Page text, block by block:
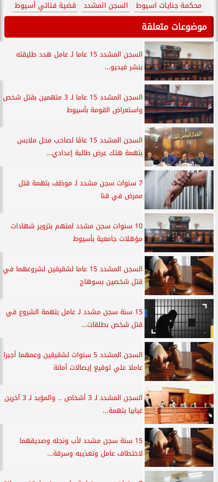
محكمة جنايات اسيوط السجن المشدد قضية فتاتي أسيوط
موضوعات متعلقة
السجن المشدد 15 عاما لـ عامل هدد طليقته
بنشر فيديو...
السجن المشدد 15 عاما لـ 3 متهمين بقتل شخص
واستعراض القومة بأسيوط
السجن المشدد 15 عامًا لصاحب محل ملابس
بتهمة هتك عرض طالبة إعدادي...
7 سنوات سجن مشدد لـ موظف بتهمة قتل
ممرض في قنا
10 سنوات سجن مشدد لمتهم بتزوير شهادات
مؤهلات جامعية بأسيوط
السجن المشدد 15 عاما لشقيقين لشروعهما في
قتل شخصين بسوهاج
15 سنة سجن مشدد لـ عامل بتهمة الشروع في
قتل شخص بطلقات...
السجن المشدد 5 سنوات لشقيقين وعمهما أجبرا
عاملا علي توقيع إيصالات أمانة
السجن المشدد لـ 3 أشخاص .. والمؤبد لـ 3 آخرين
غيابيا بتهمة...
15 سنة سجن مشدد لأب ونجله وصديقهما
لاختطاف عامل وتعذيبه وسرقة...